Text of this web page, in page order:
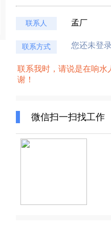
联系人 孟厂
联系方式 您还未登
联系我时，请说是在响水
谢！
微信扫一扫找工作